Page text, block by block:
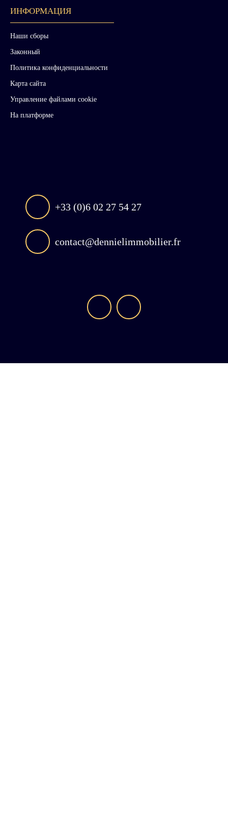
ИНФОРМАЦИЯ
Наши сборы
Законный
Политика конфиденциальности
Карта сайта
Управление файлами cookie
На платформе
+33 (0)6 02 27 54 27
contact@dennielimmobilier.fr